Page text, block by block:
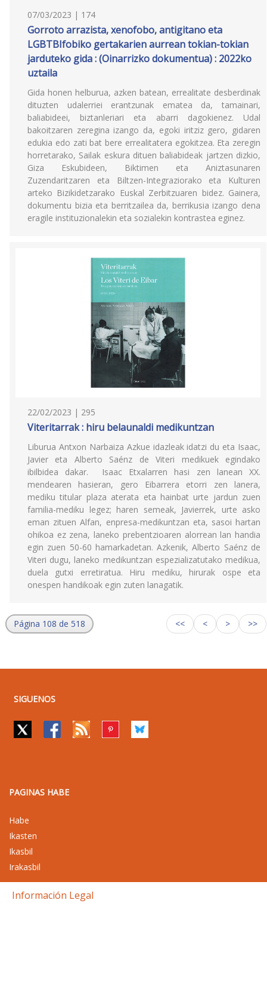
07/03/2023 | 174
Gorroto arrazista, xenofobo, antigitano eta
LGBTBIfobiko gertakarien aurrean tokian-tokian
jarduteko gida : (Oinarrizko dokumentua) : 2022ko
uztaila
Gida honen helburua, azken batean, errealitate desberdinak
dituzten udalerriei erantzunak ematea da, tamainari,
baliabideei, biztanleriari eta abarri dagokienez. Udal
bakoitzaren zeregina izango da, egoki iritziz gero, gidaren
edukia edo zati bat bere errealitatera egokitzea. Eta zeregin
horretarako, Sailak eskura dituen baliabideak jartzen dizkio,
Giza Eskubideen, Biktimen eta Aniztasunaren
Zuzendaritzaren eta Biltzen-Integraziorako eta Kulturen
arteko Bizikidetzarako Euskal Zerbitzuaren bidez. Gainera,
dokumentu bizia eta berritzailea da, berrikusia izango dena
eragile instituzionalekin eta sozialekin kontrastea eginez.
22/02/2023 | 295
Viteritarrak : hiru belaunaldi medikuntzan
Liburua Antxon Narbaiza Azkue idazleak idatzi du eta Isaac,
Javier eta Alberto Saénz de Viteri medikuek egindako
ibilbidea dakar. Isaac Etxalarren hasi zen lanean XX.
mendearen hasieran, gero Eibarrera etorri zen lanera,
mediku titular plaza aterata eta hainbat urte jardun zuen
familia-mediku legez; haren semeak, Javierrek, urte asko
eman zituen Alfan, enpresa-medikuntzan eta, sasoi hartan
ohikoa ez zena, laneko prebentzioaren alorrean lan handia
egin zuen 50-60 hamarkadetan. Azkenik, Alberto Saénz de
Viteri dugu, laneko medikuntzan espezializatutako medikua,
duela gutxi erretiratua. Hiru mediku, hirurak ospe eta
onespen handikoak egin zuten lanagatik.
Página 108 de 518 << < > >>
SIGUENOS
PAGINAS HABE
Habe
Ikasten
Ikasbil
Irakasbil
Información Legal